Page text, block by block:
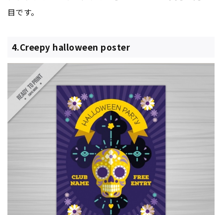
目です。
4.Creepy halloween poster